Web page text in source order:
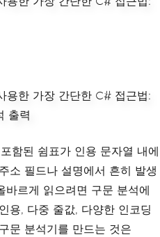
함된 쉼표가 인용 문자열 내에
소 필드나 설명에서 흔히 발생
르게 읽으려면 구문 분석에
용, 다중 줄값, 다양한 인코딩
문 분석기를 만드는 것은